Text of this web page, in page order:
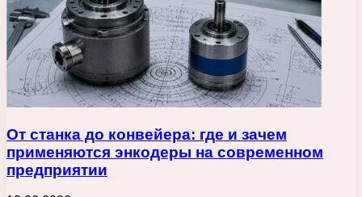
От станка до конвейера: где и зачем
применяются энкодеры на современном
предприятии